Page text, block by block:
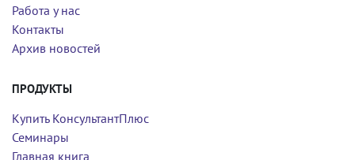
Работа у нас
Контакты
Архив новостей
ПРОДУКТЫ
Купить КонсультантПлюс
Семинары
Главная книга